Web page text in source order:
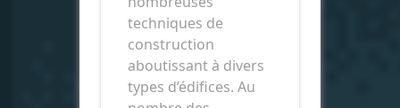
techniques de
construction
aboutissant à divers
types d’édifices. Au